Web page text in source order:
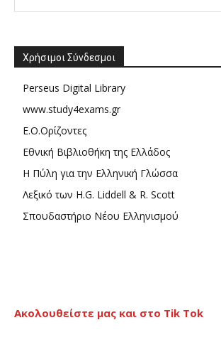
Χρήσιμοι Σύνδεσμοι
Perseus Digital Library
www.study4exams.gr
Ε.Ο.Ορίζοντες
Εθνική Βιβλιοθήκη της Ελλάδος
Η Πύλη για την Ελληνική Γλώσσα
Λεξικό των H.G. Liddell & R. Scott
Σπουδαστήριο Νέου Ελληνισμού
Ακολουθείστε μας και στο Tik Tok